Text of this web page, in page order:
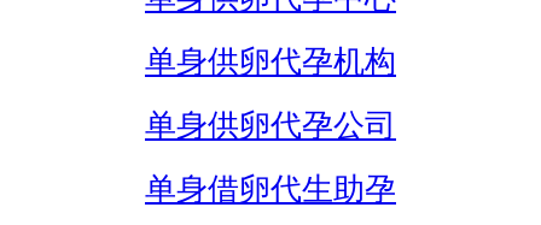
单身供卵代孕机构
单身供卵代孕公司
单身借卵代生助孕